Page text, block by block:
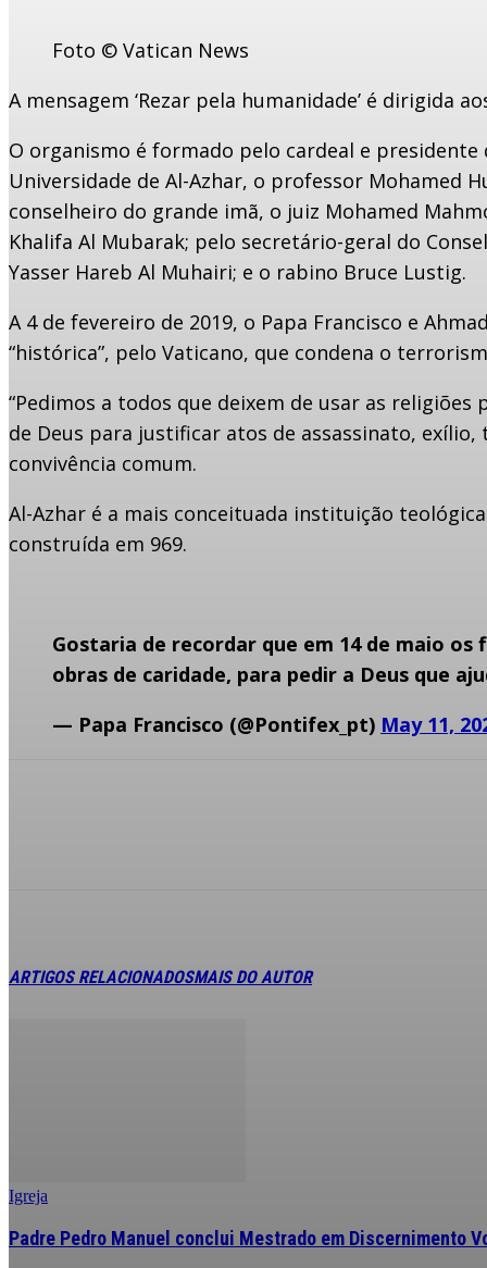
Foto © Vatican News
A mensagem ‘Rezar pela humanidade’ é dirigida
O organismo é formado pelo cardeal e
Universidade de Al-Azhar, o professor Mohamed
conselheiro do grande imã, o juiz Mohamed
Khalifa Al Mubarak; pelo secretário-geral do
Yasser Hareb Al Muhairi; e o rabino Bruce Lustig.
A 4 de fevereiro de 2019, o Papa Francisco e
“histórica”, pelo Vaticano, que condena o
“Pedimos a todos que deixem de usar as
de Deus para justificar atos de assassinato,
convivência comum.
Al-Azhar é a mais conceituada instituição
construída em 969.
Gostaria de recordar que em 14 de maio
obras de caridade, para pedir a Deus que
— Papa Francisco (@Pontifex_pt) May 11,
ARTIGOS RELACIONADOSMAIS DO AUTOR
Igreja
Padre Pedro Manuel conclui Mestrado em Discernimento